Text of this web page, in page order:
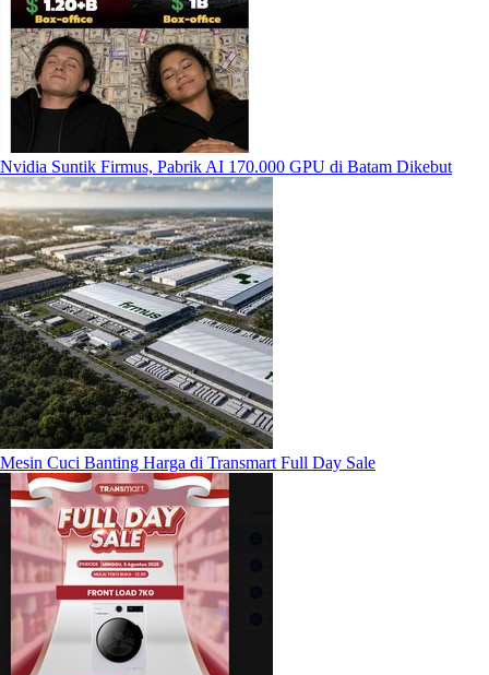
Nvidia Suntik Firmus, Pabrik AI 170.000 GPU di Batam Dikebut
Mesin Cuci Banting Harga di Transmart Full Day Sale